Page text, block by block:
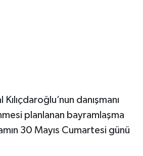
danışmanı
planlanan bayramlaşma
30 Mayıs Cumartesi günü